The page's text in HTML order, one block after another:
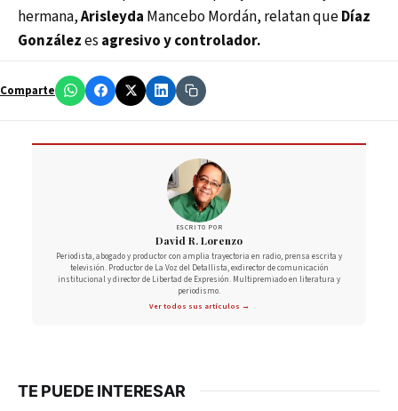
hermana,Arisleyda Mancebo Mordán, relatan queDíaz
Gonzálezes agresivo y controlador.
Comparte
ESCRITO POR
David R. Lorenzo
Periodista, abogado y productor con amplia trayectoria en radio, prensa escrita y
televisión. Productor de La Voz del Detallista, exdirector de comunicación
institucional y director de Libertad de Expresión. Multipremiado en literatura y
periodismo.
Ver todos sus artículos →
TE PUEDE INTERESAR